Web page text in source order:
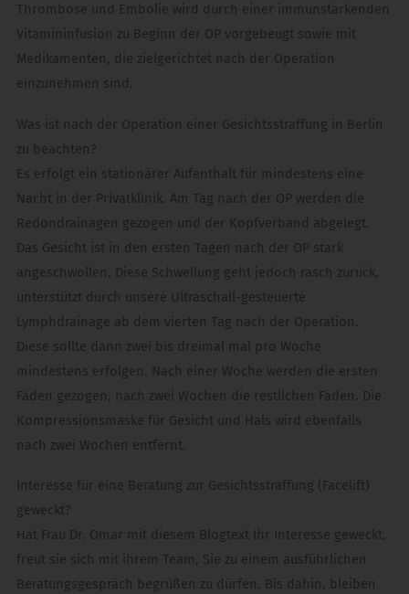
Thrombose und Embolie wird durch einer immunstärkenden
Vitamininfusion zu Beginn der OP vorgebeugt sowie mit
Medikamenten, die zielgerichtet nach der Operation
einzunehmen sind.
Was ist nach der Operation einer Gesichtsstraffung in Berlin
zu beachten?
Es erfolgt ein stationärer Aufenthalt für mindestens eine
Nacht in der Privatklinik. Am Tag nach der OP werden die
Redondrainagen gezogen und der Kopfverband abgelegt.
Das Gesicht ist in den ersten Tagen nach der OP stark
angeschwollen. Diese Schwellung geht jedoch rasch zurück,
unterstützt durch unsere Ultraschall-gesteuerte
Lymphdrainage ab dem vierten Tag nach der Operation.
Diese sollte dann zwei bis dreimal mal pro Woche
mindestens erfolgen. Nach einer Woche werden die ersten
Fäden gezogen, nach zwei Wochen die restlichen Fäden. Die
Kompressionsmaske für Gesicht und Hals wird ebenfalls
nach zwei Wochen entfernt.
Interesse für eine Beratung zur Gesichtsstraffung (Facelift)
geweckt?
Hat Frau Dr. Omar mit diesem Blogtext Ihr Interesse geweckt,
freut sie sich mit ihrem Team, Sie zu einem ausführlichen
Beratungsgespräch begrüßen zu dürfen. Bis dahin, bleiben